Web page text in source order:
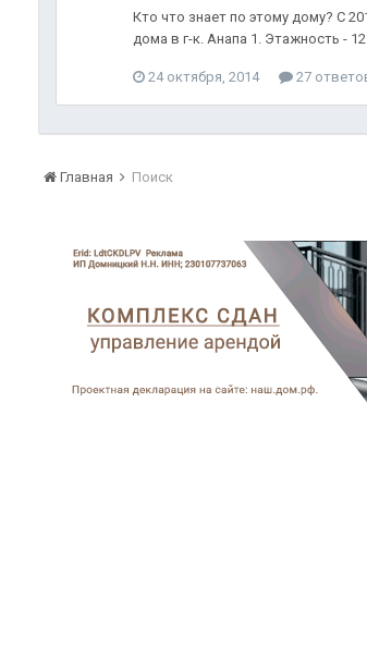
Кто что знает по этому дому? С
дома в г-к. Анапа 1. Этажность -
24 октября, 2014 27
Главная Поиск